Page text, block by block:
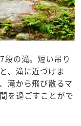
段の滝。短い吊り
、滝に近づけま
滝から飛び散るマ
を過ごすことがで